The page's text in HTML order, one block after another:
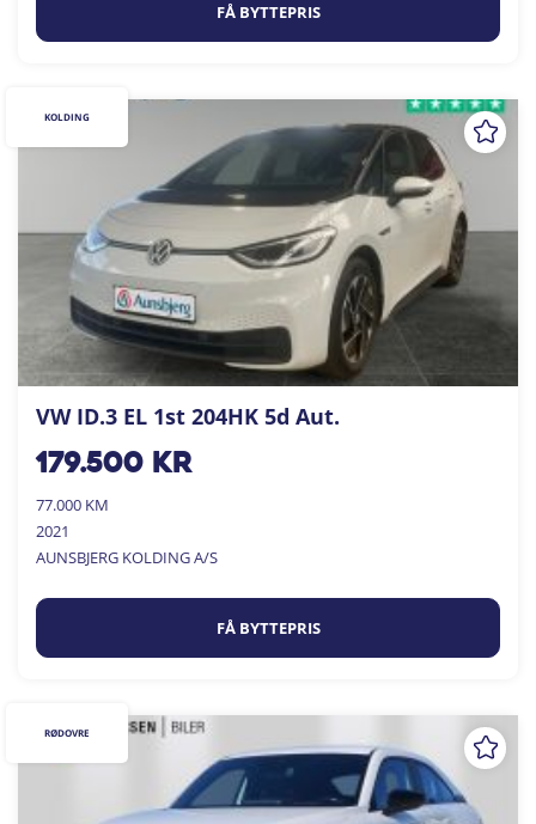
FÅ BYTTEPRIS
VW ID.3 EL 1st 204HK 5d Aut.
179.500kr
77.000 KM
2021
AUNSBJERG KOLDING A/S
FÅ BYTTEPRIS
KOLDING
RØDOVRE